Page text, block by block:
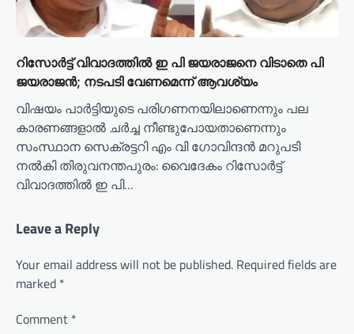
റിസോർട്ട് വിവാദത്തിൽ ഇ പി ജയരാജനെ വിടാതെ പി
ജയരാജൻ; നടപടി വേണമെന്ന് ആവശ്യം
വിഷയം പാർട്ടിയുടെ പരിഗണനയിലാണെന്നും പല
കാരണങ്ങളാൽ ചർച്ച നീണ്ടുപോയതാണെന്നും
സംസ്ഥാന സെക്രട്ടറി എം വി ഗോവിന്ദൻ മറുപടി
നൽകി തിരുവനന്തപുരം: വൈദേകം റിസോർട്ട്
വിവാദത്തിൽ ഇ പി…
Leave a Reply
Your email address will not be published. Required fields are
marked *
Comment *